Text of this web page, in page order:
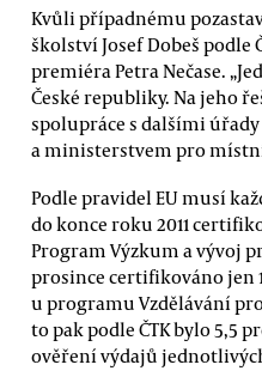
Kvůli případnému
školství Josef Dobeš podle
premiéra Petra Nečase.
České republiky. Na jeho
spolupráce s dalšími
a ministerstvem pro
Podle pravidel EU musí
do konce roku 2011
Program Výzkum a vývoj
prosince certifikováno jen
u programu Vzdělávání
to pak podle ČTK bylo 5,5
ověření výdajů